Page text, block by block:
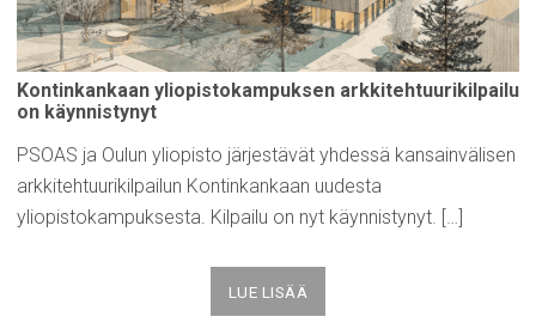
Kontinkankaan yliopistokampuksen arkkitehtuurikilpailu
on käynnistynyt
PSOAS ja Oulun yliopisto järjestävät yhdessä kansainvälisen
arkkitehtuurikilpailun Kontinkankaan uudesta
yliopistokampuksesta. Kilpailu on nyt käynnistynyt. […]
LUE LISÄÄ